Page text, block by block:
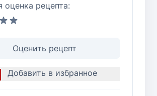
оценка рецепта:
Оценить рецепт
Добавить в избранное